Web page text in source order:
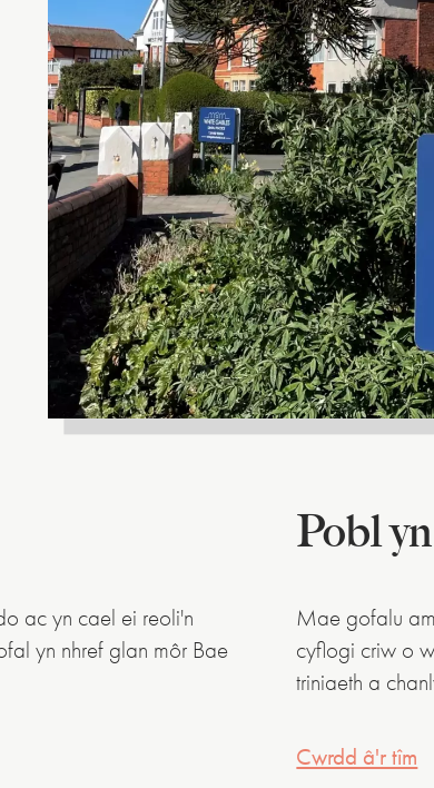
ac yn cael ei reoli'n
yn nhref glan môr Bae
Pobl
Mae gofalu
cyflogi criw o
triniaeth a
Cwrdd â'r tîm